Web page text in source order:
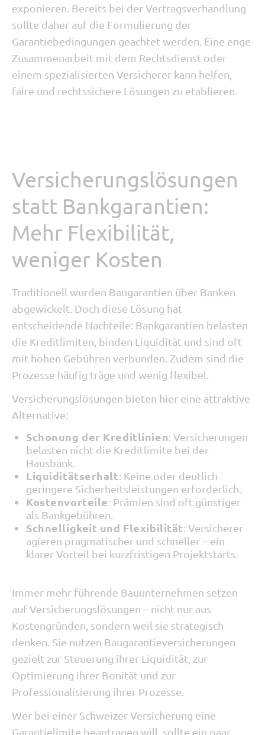
exponieren. Bereits bei der Vertragsverhandlung
sollte daher auf die Formulierung der
Garantiebedingungen geachtet werden. Eine enge
Zusammenarbeit mit dem Rechtsdienst oder
einem spezialisierten Versicherer kann helfen,
faire und rechtssichere Lösungen zu etablieren.
Versicherungslösungen
statt Bankgarantien:
Mehr Flexibilität,
weniger Kosten
Traditionell wurden Baugarantien über Banken
abgewickelt. Doch diese Lösung hat
entscheidende Nachteile: Bankgarantien belasten
die Kreditlimiten, binden Liquidität und sind oft
mit hohen Gebühren verbunden. Zudem sind die
Prozesse häufig träge und wenig flexibel.
Versicherungslösungen bieten hier eine attraktive
Alternative:
Schonung der Kreditlinien: Versicherungen
belasten nicht die Kreditlimite bei der
Hausbank.
Liquiditätserhalt: Keine oder deutlich
geringere Sicherheitsleistungen erforderlich.
Kostenvorteile: Prämien sind oft günstiger
als Bankgebühren.
Schnelligkeit und Flexibilität: Versicherer
agieren pragmatischer und schneller – ein
klarer Vorteil bei kurzfristigen Projektstarts.
Immer mehr führende Bauunternehmen setzen
auf Versicherungslösungen – nicht nur aus
Kostengründen, sondern weil sie strategisch
denken. Sie nutzen Baugarantieversicherungen
gezielt zur Steuerung ihrer Liquidität, zur
Optimierung ihrer Bonität und zur
Professionalisierung ihrer Prozesse.
Wer bei einer Schweizer Versicherung eine
Garantielimite beantragen will, sollte ein paar